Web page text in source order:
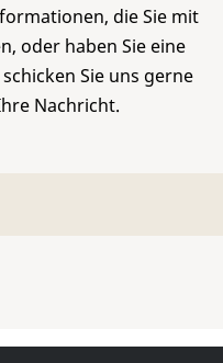
die Sie mit
oder haben Sie eine
Sie uns gerne
Nachricht.